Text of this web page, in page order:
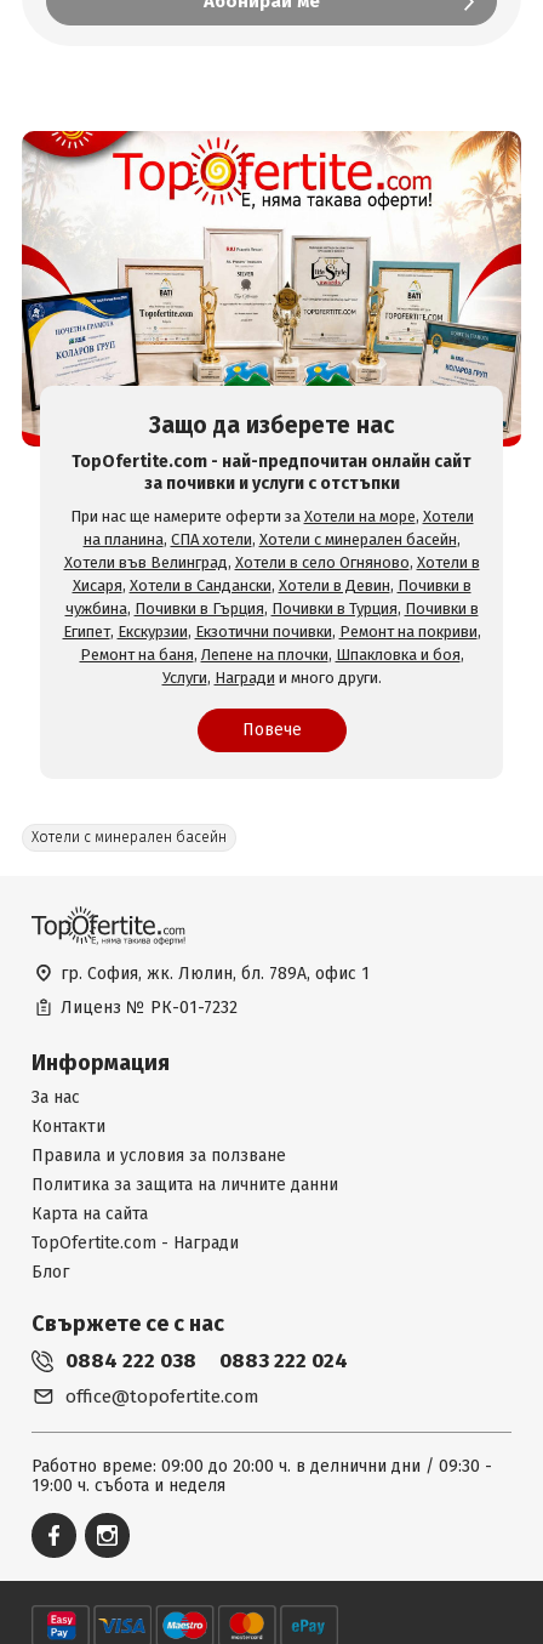
Защо да изберете нас
TopOfertite.com - най-предпочитан онлайн сайт
за почивки и услуги с отстъпки
При нас ще намерите оферти за Хотели на море, Хотели
на планина, СПА хотели, Хотели с минерален басейн,
Хотели във Велинград, Хотели в село Огняново, Хотели в
Хисаря, Хотели в Сандански, Хотели в Девин, Почивки в
чужбина, Почивки в Гърция, Почивки в Турция, Почивки в
Египет, Екскурзии, Екзотични почивки, Ремонт на покриви,
Ремонт на баня, Лепене на плочки, Шпакловка и боя,
Услуги, Награди и много други.
Повече
Хотели с минерален басейн
гр. София, жк. Люлин, бл. 789А, офис 1
Лиценз № РК-01-7232
Информация
За нас
Контакти
Правила и условия за ползване
Политика за защита на личните данни
Карта на сайта
TopOfertite.com - Награди
Блог
Свържете се с нас
0884 222 038 0883 222 024
office@topofertite.com
Работно време: 09:00 до 20:00 ч. в делнични дни / 09:30 -
19:00 ч. събота и неделя